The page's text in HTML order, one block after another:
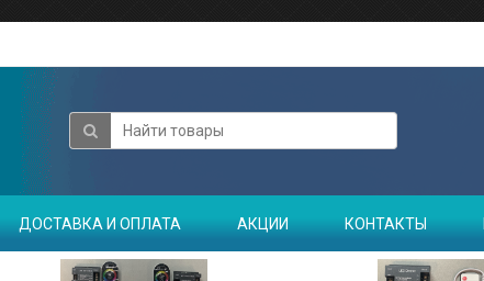
ДОСТАВКА И ОПЛАТА АКЦИИ КОНТАКТЫ